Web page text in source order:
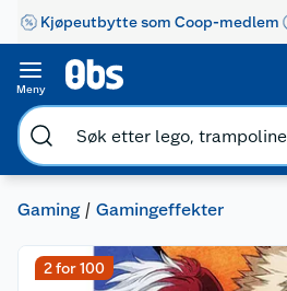
Kjøpeutbytte som Coop-medlem
Meny
Gaming Gamingeffekter
2 for 100